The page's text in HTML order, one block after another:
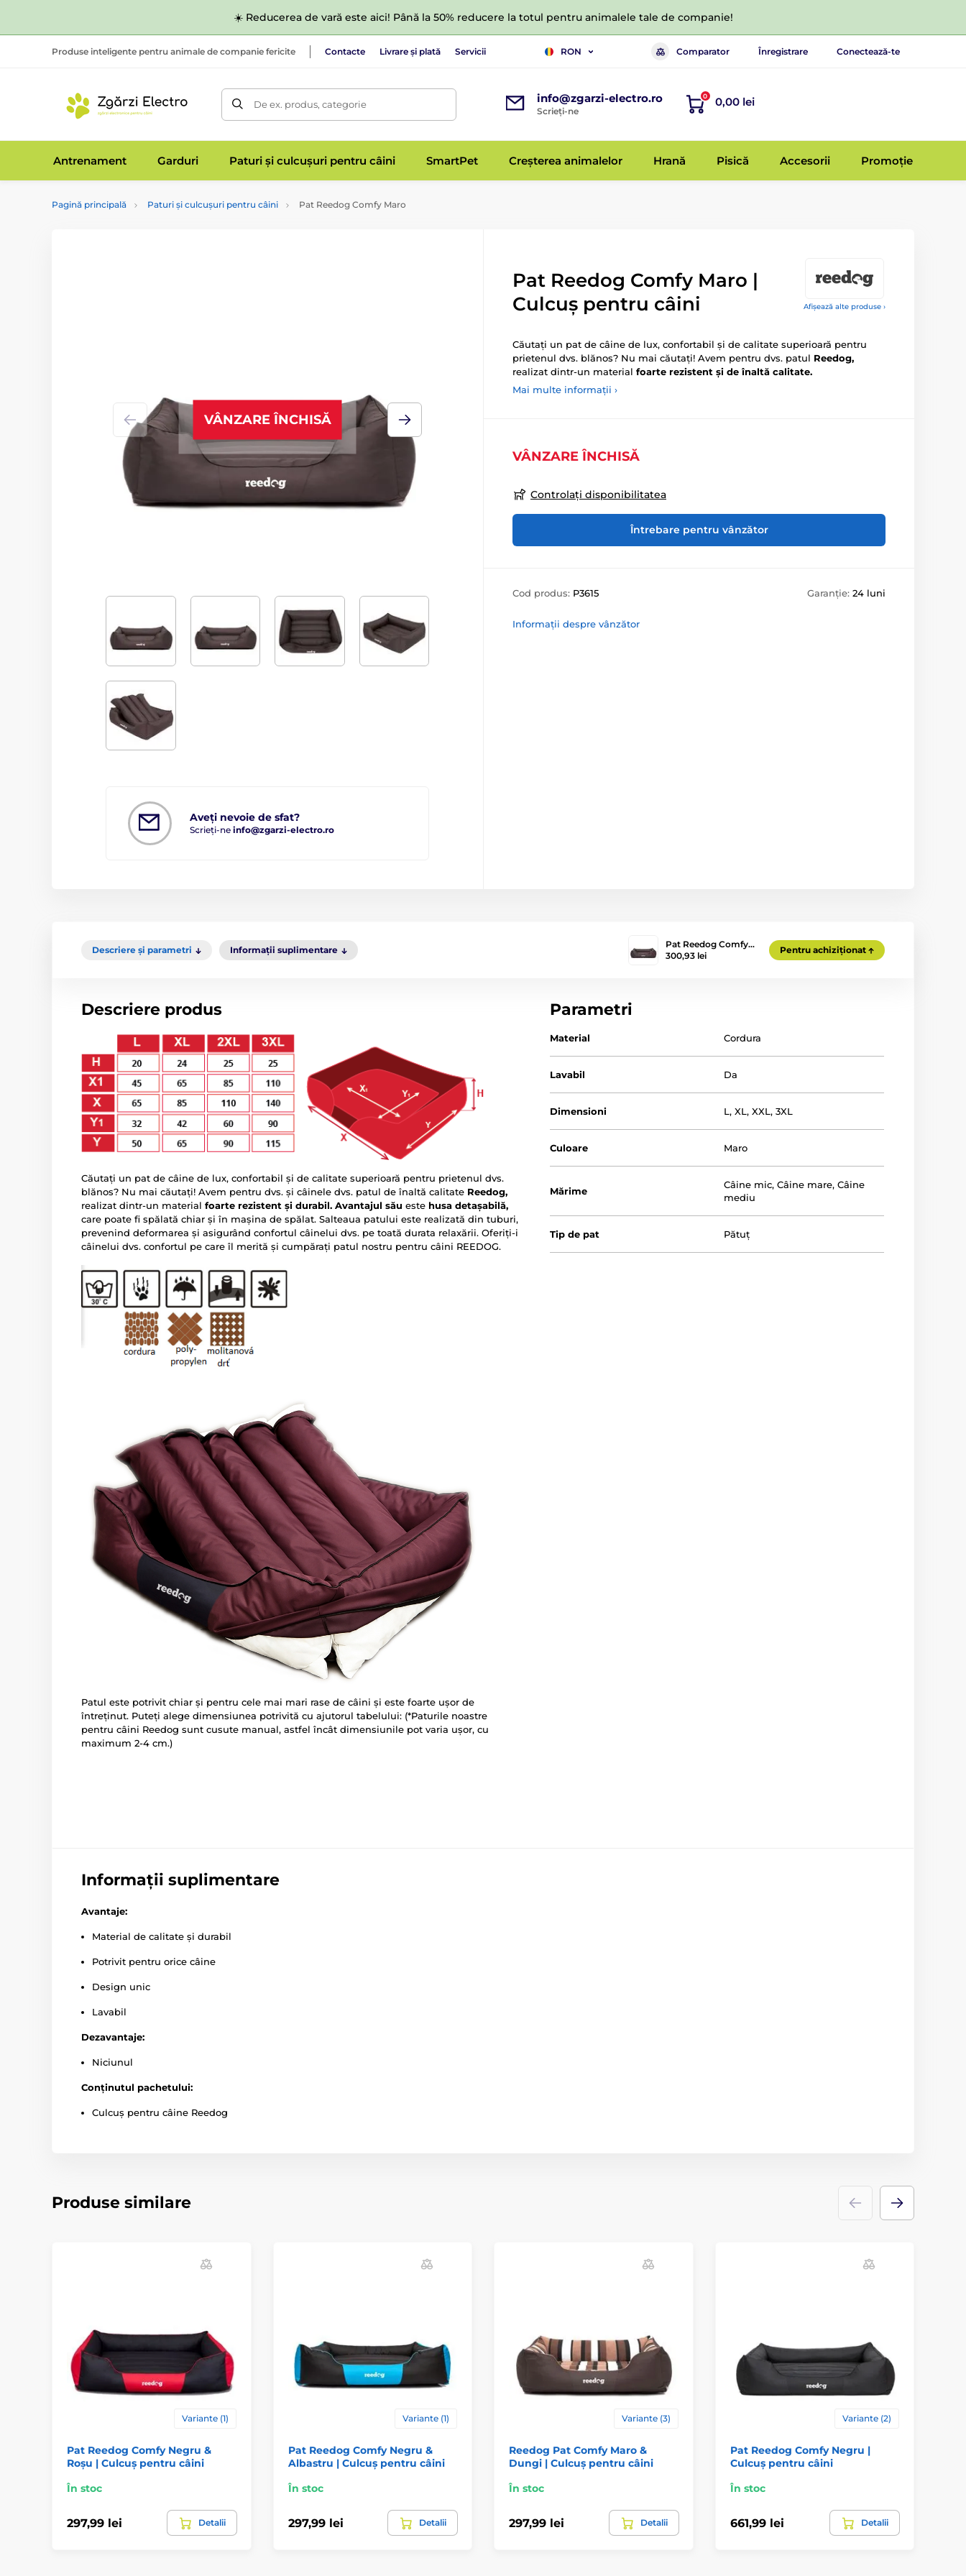
☀️ Reducerea de vară este aici! Până la 50% reducere la totul pentru animalele tale de companie!
Produse inteligente pentru animale de companie fericite Contacte Livrare și plată Servicii RON Comparator Înregistrare Conectează-te
De ex. produs, categorie info@zgarzi-electro.ro
Scrieți-ne
0 0,00 lei
Antrenament Garduri Paturi și culcușuri pentru câini SmartPet Creșterea animalelor Hrană Pisică Accesorii Promoție
Pagină principală Paturi și culcușuri pentru câini Pat Reedog Comfy Maro
Afișează alte produse ›
VÂNZARE ÎNCHISĂ
Aveți nevoie de sfat?
Scrieți-ne info@zgarzi-electro.ro
Pat Reedog Comfy Maro |
Culcuș pentru câini
Căutați un pat de câine de lux, confortabil și de calitate superioară pentru
prietenul dvs. blănos? Nu mai căutați! Avem pentru dvs. patul Reedog,
realizat dintr-un material foarte rezistent și de înaltă calitate.
Mai multe informații ›
VÂNZARE ÎNCHISĂ
Controlați disponibilitatea
Întrebare pentru vânzător
Cod produs: P3615 Garanție: 24 luni
Informații despre vânzător
Descriere și parametri Informații suplimentare
Pat Reedog Comfy…
300,93 lei
Pentru achiziționat
Descriere produs
Căutați un pat de câine de lux, confortabil și de calitate superioară pentru prietenul dvs.
blănos? Nu mai căutați! Avem pentru dvs. și câinele dvs. patul de înaltă calitate Reedog,
realizat dintr-un material foarte rezistent și durabil. Avantajul său este husa detașabilă,
care poate fi spălată chiar și în mașina de spălat. Salteaua patului este realizată din tuburi,
prevenind deformarea și asigurând confortul câinelui dvs. pe toată durata relaxării. Oferiți-i
câinelui dvs. confortul pe care îl merită și cumpărați patul nostru pentru câini REEDOG.
Patul este potrivit chiar și pentru cele mai mari rase de câini și este foarte ușor de
întreținut. Puteți alege dimensiunea potrivită cu ajutorul tabelului: (*Paturile noastre
pentru câini Reedog sunt cusute manual, astfel încât dimensiunile pot varia ușor, cu
maximum 2-4 cm.)
Parametri
Material Cordura
Lavabil Da
Dimensioni L,XL,XXL,3XL
Culoare Maro
Mărime
Câine mic,Câine mare,Câine
mediu
Tip de pat Pătuț
Informații suplimentare
Avantaje:
Material de calitate și durabil
Potrivit pentru orice câine
Design unic
Lavabil
Dezavantaje:
Niciunul
Conținutul pachetului:
Culcuș pentru câine Reedog
Produse similare
Variante (1)
Pat Reedog Comfy Negru &
Roșu | Culcuș pentru câini
În stoc
297,99 lei Detalii
Variante (1)
Pat Reedog Comfy Negru &
Albastru | Culcuș pentru câini
În stoc
297,99 lei Detalii
Variante (3)
Reedog Pat Comfy Maro &
Dungi | Culcuș pentru câini
În stoc
297,99 lei Detalii
Variante (2)
Pat Reedog Comfy Negru |
Culcuș pentru câini
În stoc
661,99 lei Detalii